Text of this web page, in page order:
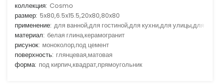
коллекция: Cosmo
размер: 5x80,6.5x15.5,20x80,80x80
применение: для ванной,для гостиной,для кухни,для улицы,для
материал: белая глина,керамогранит
рисунок: моноколор,под цемент
поверхность: глянцевая,матовая
форма: под кирпич,квадрат,прямоугольник